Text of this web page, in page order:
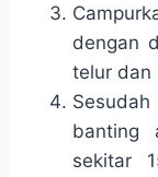
dengan
telur dan
banting
sekitar